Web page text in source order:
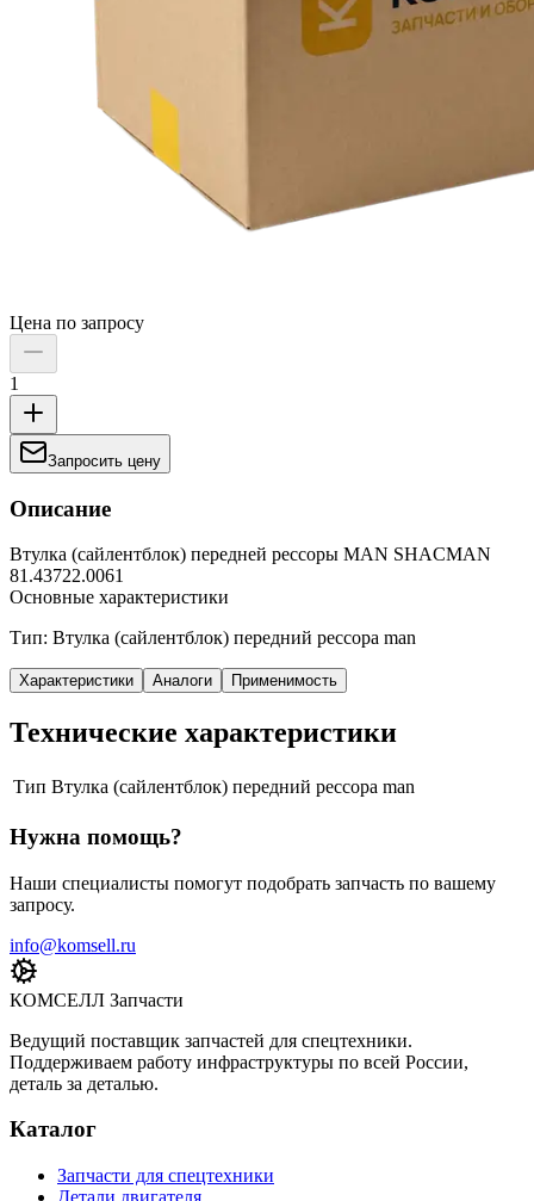
Цена по запросу
1
Запросить цену
Описание
Втулка (сайлентблок) передней рессоры MAN SHACMAN
81.43722.0061
Основные характеристики
Тип: Втулка (сайлентблок) передний рессора man
Характеристики Аналоги Применимость
Технические характеристики
Тип Втулка (сайлентблок) передний рессора man
Нужна помощь?
Наши специалисты помогут подобрать запчасть по вашему
запросу.
info@komsell.ru
КОМСЕЛЛ Запчасти
Ведущий поставщик запчастей для спецтехники.
Поддерживаем работу инфраструктуры по всей России,
деталь за деталью.
Каталог
Запчасти для спецтехники
Детали двигателя